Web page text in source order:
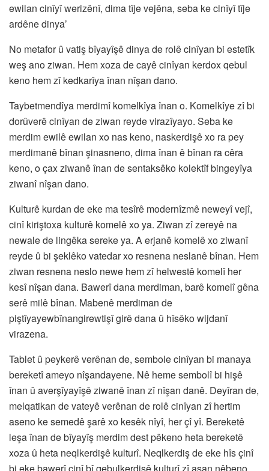
ewilan cinîyî werizênî, dima tîje vejêna, seba ke cinîyî tîje
ardêne dinya’
No metafor û vatiş bîyayîşê dinya de rolê cinîyan bi estetîk
weş ano ziwan. Hem xoza de cayê cinîyan kerdox qebul
keno hem zî kedkarîya înan nîşan dano.
Taybetmendîya merdimî komelkîya înan o. Komelkîye zî bi
dorûverê cinîyan de ziwan reyde virazîyayo. Seba ke
merdim ewilê ewilan xo nas keno, naskerdişê xo ra pey
merdimanê bînan şinasneno, dima înan ê bînan ra cêra
keno, o çax ziwanê înan de sentaksêko kolektîf bingeyîya
ziwanî nîşan dano.
Kulturê kurdan de eke ma tesîrê modernîzmê neweyî vejî,
cinî kiriştoxa kulturê komelê xo ya. Ziwan zî zereyê na
newale de lingêka sereke ya. A erjanê komelê xo ziwanî
reyde û bi şeklêko vatedar xo resnena neslanê bînan. Hem
ziwan resnena neslo newe hem zî helwestê komelî her
kesî nîşan dana. Bawerî dana merdiman, barê komelî gêna
serê milê bînan. Mabenê merdiman de
piştîyayewbînangirewtişî girê dana û hîsêko wijdanî
virazena.
Tablet û peykerê verênan de, sembole cinîyan bi manaya
bereketî ameyo nîşandayene. Nê heme sembolî bi hişê
înan û averşîyayîşê ziwanê înan zî nîşan danê. Deyîran de,
melqatikan de vateyê verênan de rolê cinîyan zî hertim
aseno ke semedê şarê xo kesêk nîyî, her çî yî. Bereketê
leşa înan de bîyayîş merdim dest pêkeno heta bereketê
xoza û heta neqlkerdişê kulturî. Neqlkerdiş de eke hîs çinî
bi eke bawerî çinî bî qebulkerdişê kulturî zî asan nêbeno.